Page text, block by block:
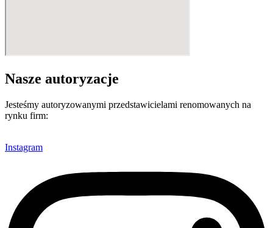
Nasze autoryzacje
Jesteśmy autoryzowanymi przedstawicielami renomowanych na
rynku firm:
Instagram